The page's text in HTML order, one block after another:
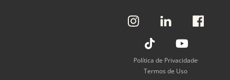
L
i
P
L
i
P
a
L
i
P
k
t
o
k
u
t
u
b
Política de Privacidade
Termos de Uso